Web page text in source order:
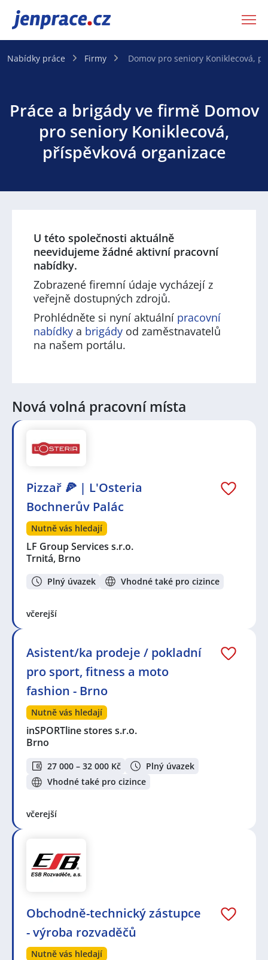
JenPráce.cz
Nabídky práce Firmy Domov pro seniory Koniklecová,
Práce a brigády ve firmě Domov
pro seniory Koniklecová,
příspěvková organizace
U této společnosti aktuálně
neevidujeme žádné aktivní pracovní
nabídky.
Zobrazené firemní údaje vycházejí z
veřejně dostupných zdrojů.
Prohlédněte si nyní aktuální pracovní
nabídky a brigády od zaměstnavatelů
na našem portálu.
Nová volná pracovní místa
Pizzař 🍕 | L'Osteria
Bochnerův Palác
Nutně vás hledají
LF Group Services s.r.o.
Trnitá, Brno
Plný úvazek Vhodné také pro cizince
včerejší
Asistent/ka prodeje / pokladní
pro sport, fitness a moto
fashion - Brno
Nutně vás hledají
inSPORTline stores s.r.o.
Brno
27 000 – 32 000 Kč
Plný úvazek
Vhodné také pro cizince
včerejší
Obchodně-technický zástupce
- výroba rozvaděčů
Nutně vás hledají